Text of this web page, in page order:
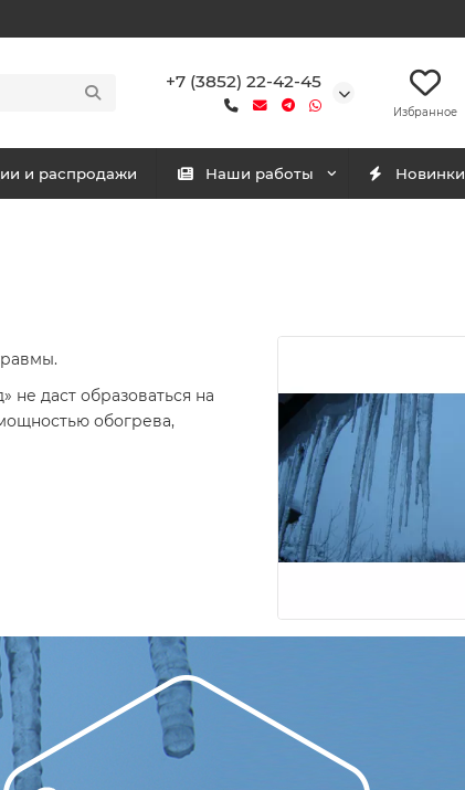
+7 (3852) 22-42-45
Избранное
и распродажи Наши работы Новинки
даст образоваться на
обогрева,